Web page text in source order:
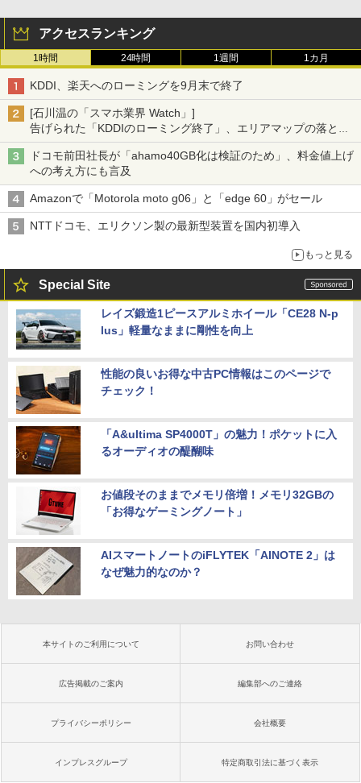
アクセスランキング
1時間 24時間 1週間 1カ月
KDDI、楽天へのローミングを9月末で終了
[石川温の「スマホ業界 Watch」]
告げられた「KDDIのローミング終了」、エリアマップの落とし
穴と楽天モバイルの課題
ドコモ前田社長が「ahamo40GB化は検証のため」、料金値上げ
への考え方にも言及
Amazonで「Motorola moto g06」と「edge 60」がセール
NTTドコモ、エリクソン製の最新型装置を国内初導入
もっと見る
Special Site
レイズ鍛造1ピースアルミホイール「CE28 N-p
lus」軽量なままに剛性を向上
性能の良いお得な中古PC情報はこのページで
チェック！
「A&ultima SP4000T」の魅力！ポケットに入
るオーディオの醍醐味
お値段そのままでメモリ倍増！メモリ32GBの
「お得なゲーミングノート」
AIスマートノートのiFLYTEK「AINOTE 2」は
なぜ魅力的なのか？
本サイトのご利用について お問い合わせ
広告掲載のご案内 編集部へのご連絡
プライバシーポリシー 会社概要
インプレスグループ 特定商取引法に基づく表示